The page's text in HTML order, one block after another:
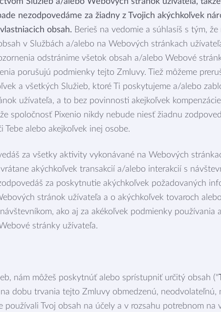
nezodpovedáme za žiadny z Tvojich akýchkoľvek
obsah. Berieš na vedomie a súhlasíš s tým,
v Službách a/alebo na Webových stránkach
odstránime všetok obsah a/alebo Webové
porušujú podmienky tejto Zmluvy. Tiež môžeme
a všetkých Služieb, ktoré Ti poskytujeme a/alebo
užívateľa, a to bez povinnosti akejkoľvek
že spoločnosť Pixenio nikdy nebude niesť žiadnu
Tebe alebo akejkoľvek inej osobe.
za všetky aktivity vykonávané na Webových
akýchkoľvek transakcií a/alebo interakcií s
za poskytnutie akýchkoľvek požadovaných
stránok užívateľa a o akýchkoľvek tovaroch
ako aj za akékoľvek podmienky používania
stránky užívateľa.
nám môžeš poskytnúť alebo sprístupniť určitý obsah ("
dobu trvania tejto Zmluvy obmedzenú, neodvolateľnú,
používali Tvoj obsah na účely a v rozsahu potrebnom na